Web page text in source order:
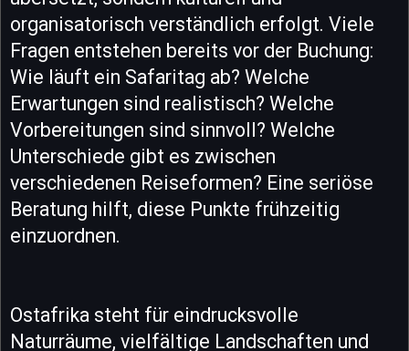
organisatorisch verständlich erfolgt. Viele
Fragen entstehen bereits vor der Buchung:
Wie läuft ein Safaritag ab? Welche
Erwartungen sind realistisch? Welche
Vorbereitungen sind sinnvoll? Welche
Unterschiede gibt es zwischen
verschiedenen Reiseformen? Eine seriöse
Beratung hilft, diese Punkte frühzeitig
einzuordnen.
Ostafrika steht für eindrucksvolle
Naturräume, vielfältige Landschaften und